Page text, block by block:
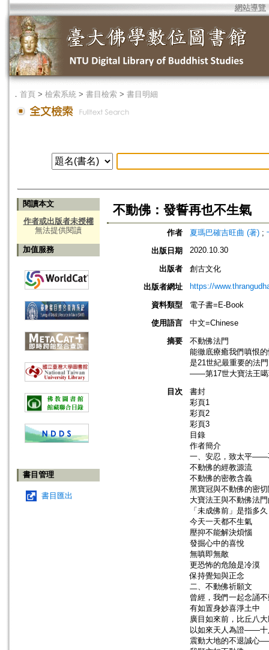
網站導覽
． 首頁 > 檢索系統 > 書目檢索 > 書目明細
閱讀本文
作者或出版者未授權
無法提供閱讀
加值服務
書目管理
書目匯出
不動佛：發誓再也不生氣
作者 夏瑪巴確吉旺曲 (著) ;
出版日期
2020.10.30
出版者
創古文化
出版者網址
https://
資料類型
電子書=E-Book
使用語言
中文=Chinese
摘要
不動佛法門
能徹底療癒我們嗔恨
是21世紀最重要的法門
——第17世大寶法王噶
目次
書封
彩頁1
彩頁2
彩頁3
目錄
作者簡介
一、安忍，致太平——
不動佛的經教源流
不動佛的密教含義
黑寶冠與不動佛的密
大寶法王與不動佛法
「未成佛前」是指多久
今天一天都不生氣
壓抑不能解決煩惱
發掘心中的喜悅
無嗔即無敵
更恐怖的危險是冷漠
保持覺知與正念
二、不動佛祈願文
曾經，我們一起念誦
有如置身妙喜淨土中
廣目如來前，比丘八
以如來天人為證——十
震動大地的不退誠心